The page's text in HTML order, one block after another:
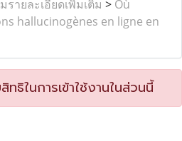
รายละเอียดเพิ่มเติม > Où
hallucinogènes en ligne en
ธิในการเข้าใช้งานในส่วนนี้